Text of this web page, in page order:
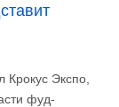
Крокус Экспо,
фуд-